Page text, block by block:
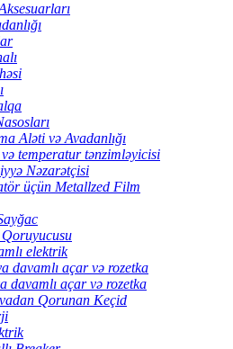
Aləti və Avadanlığı
temperatur tənzimləyicisi
Nəzarətçisi
üçün Metallzed Film
elektrik
davamlı açar və rozetka
davamlı açar və rozetka
Qorunan Keçid